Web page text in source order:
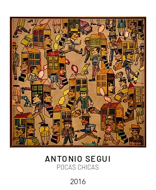
ANTONIO SEGUI
POCAS CHICAS
2016